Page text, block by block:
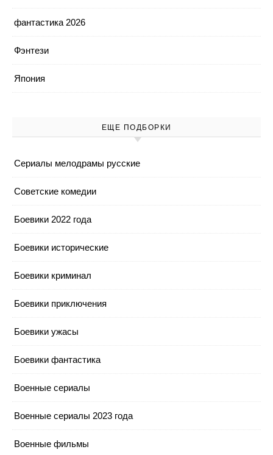
фантастика 2026
Фэнтези
Япония
ЕЩЕ ПОДБОРКИ
Cериалы мелодрамы русские
Cоветские комедии
Боевики 2022 года
Боевики исторические
Боевики криминал
Боевики приключения
Боевики ужасы
Боевики фантастика
Военные сериалы
Военные сериалы 2023 года
Военные фильмы